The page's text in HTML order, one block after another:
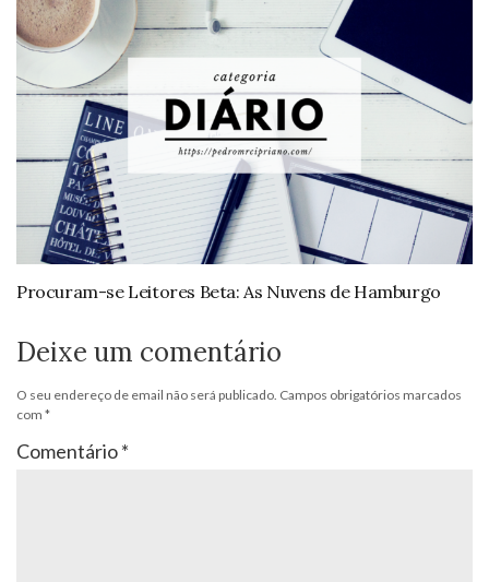
Procuram-se Leitores Beta: As Nuvens de Hamburgo
Deixe um comentário
O seu endereço de email não será publicado. Campos obrigatórios marcados
com *
Comentário*